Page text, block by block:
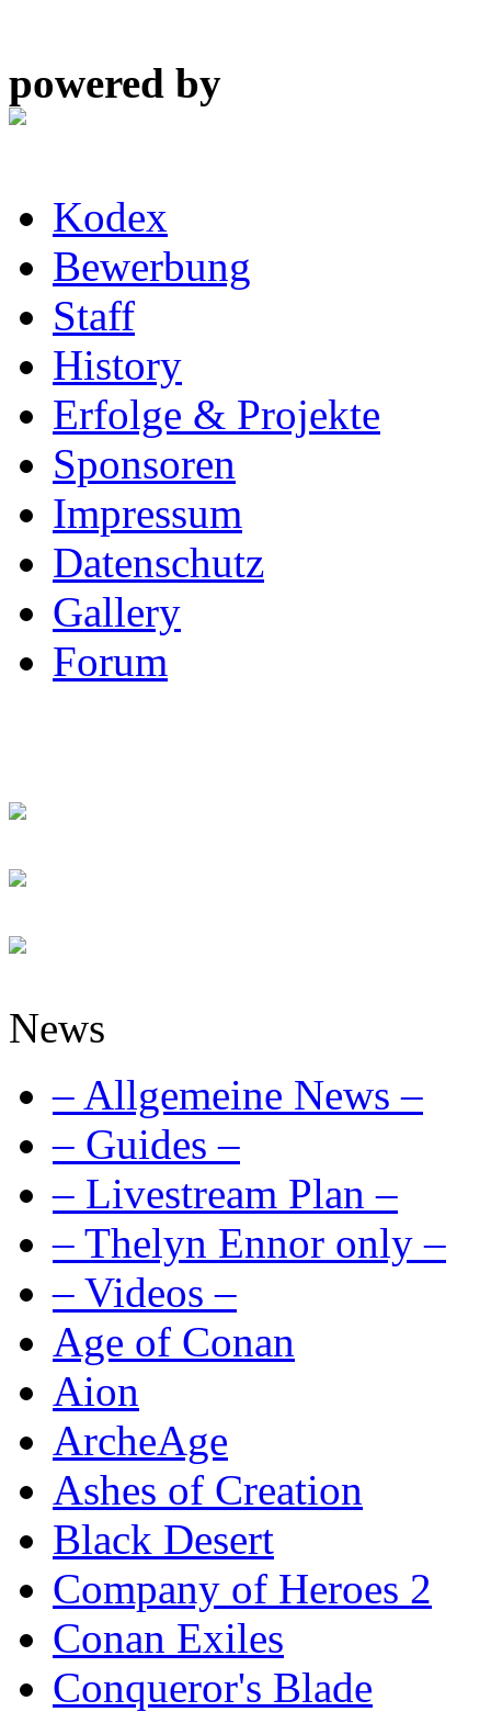
powered by
Kodex
Bewerbung
Staff
History
Erfolge & Projekte
Sponsoren
Impressum
Datenschutz
Gallery
Forum
News
– Allgemeine News –
– Guides –
– Livestream Plan –
– Thelyn Ennor only –
– Videos –
Age of Conan
Aion
ArcheAge
Ashes of Creation
Black Desert
Company of Heroes 2
Conan Exiles
Conqueror's Blade